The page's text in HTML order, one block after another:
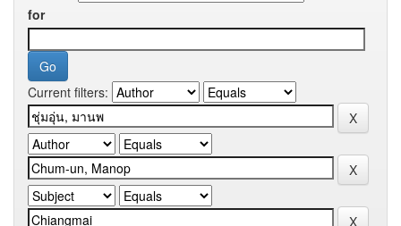
for
Current filters: